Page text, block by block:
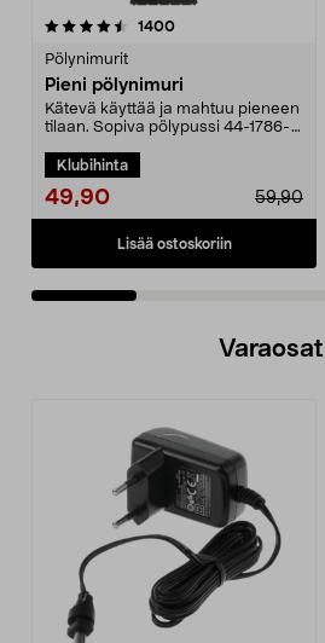
1400arvostelut
Pölynimurit
Pieni pölynimuri
Kätevä käyttää ja mahtuu pieneen
tilaan. Sopiva pölypussi 44-1786-
Klubihinta
49,90 59,90
Lisää ostoskoriin
4.5 viidestä
Varaosat